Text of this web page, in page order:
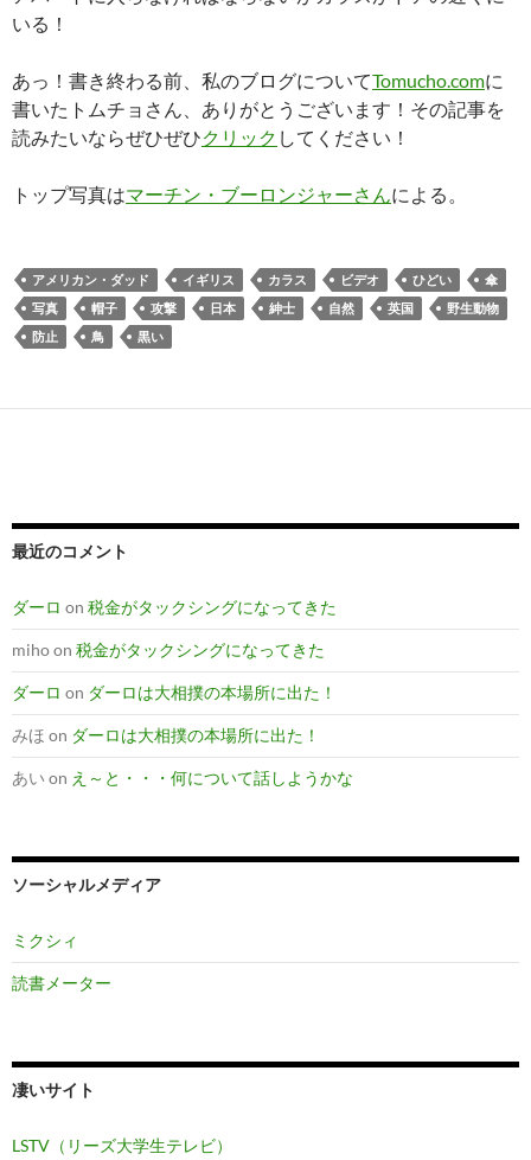
いる！
あっ！書き終わる前、私のブログについてTomucho.comに
書いたトムチョさん、ありがとうございます！その記事を
読みたいならぜひぜひクリック してください！
トップ写真はマーチン・ブーロンジャーさんによる。
アメリカン・ダッド イギリス カラス ビデオ ひどい
傘
写真
帽子 攻撃 日本 紳士 自然 英国
野生動物
防止
鳥 黒い
最近のコメント
ダーロ on 税金がタックシングになってきた
mihoon 税金がタックシングになってきた
ダーロ on ダーロは大相撲の本場所に出た！
みほ on ダーロは大相撲の本場所に出た！
あい on え～と・・・何について話しようかな
ソーシャルメディア
ミクシィ
読書メーター
凄いサイト
LSTV（リーズ大学生テレビ）